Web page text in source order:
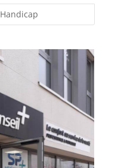
Handicap